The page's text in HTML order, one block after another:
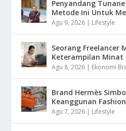
Penyandang
Metode Ini Untuk
Agu 9, 2026 | Lifestyle
Seorang Freelancer
Keterampilan Minat
Agu 8, 2026 | Ekonomi
Brand Hermès
Keanggunan Fashion
Agu 7, 2026 | Lifestyle